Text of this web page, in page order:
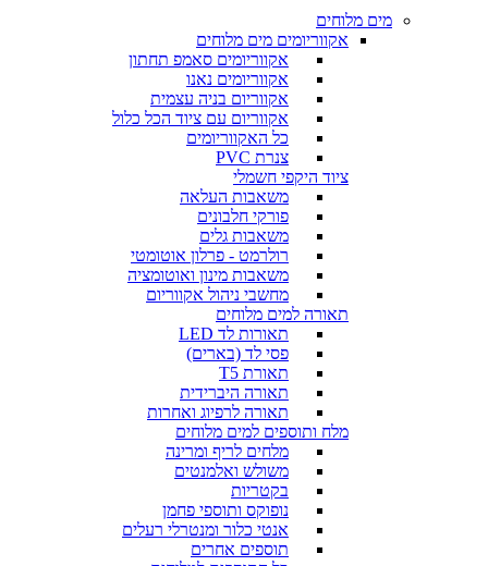
מים מלוחים
אקווריומים מים מלוחים
אקווריומים סאמפ תחתון
אקווריומים נאנו
אקווריום בניה עצמית
אקווריום עם ציוד הכל כלול
כל האקווריומים
צנרת PVC
ציוד היקפי חשמלי
משאבות העלאה
פורקי חלבונים
משאבות גלים
רולרמט - פרלון אוטומטי
משאבות מינון ואוטומציה
מחשבי ניהול אקווריום
תאורה למים מלוחים
תאורות לד LED
פסי לד (בארים)
תאורת T5
תאורה היברידית
תאורה לרפיוג ואחרות
מלח ותוספים למים מלוחים
מלחים לריף ומרינה
משולש ואלמנטים
בקטריות
נופוקס ותוספי פחמן
אנטי כלור ומנטרלי רעלים
תוספים אחרים